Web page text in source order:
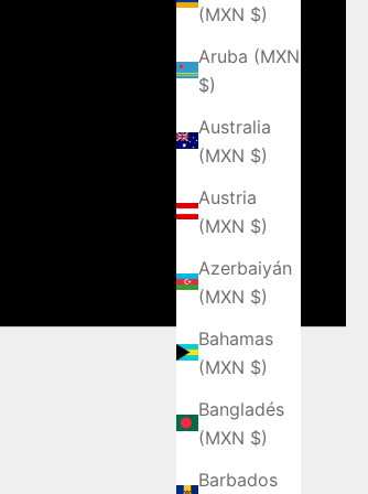
(MXN $)
Aruba (MXN
$)
Australia
(MXN $)
Austria
(MXN $)
Azerbaiyán
(MXN $)
Bahamas
(MXN $)
Bangladés
(MXN $)
Barbados